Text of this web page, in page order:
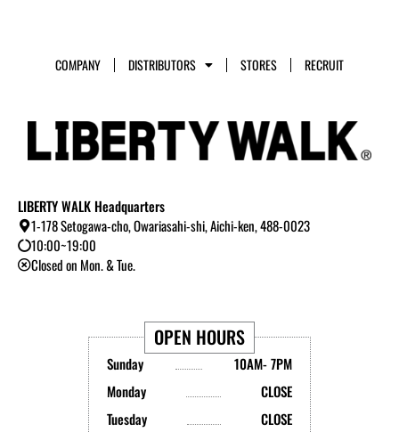
COMPANY DISTRIBUTORS STORES RECRUIT
LIBERTY WALK Headquarters
1-178 Setogawa-cho, Owariasahi-shi, Aichi-ken, 488-0023
10:00~19:00
Closed on Mon. & Tue.
OPEN HOURS
Sunday
10AM- 7PM
Monday
CLOSE
Tuesday
CLOSE